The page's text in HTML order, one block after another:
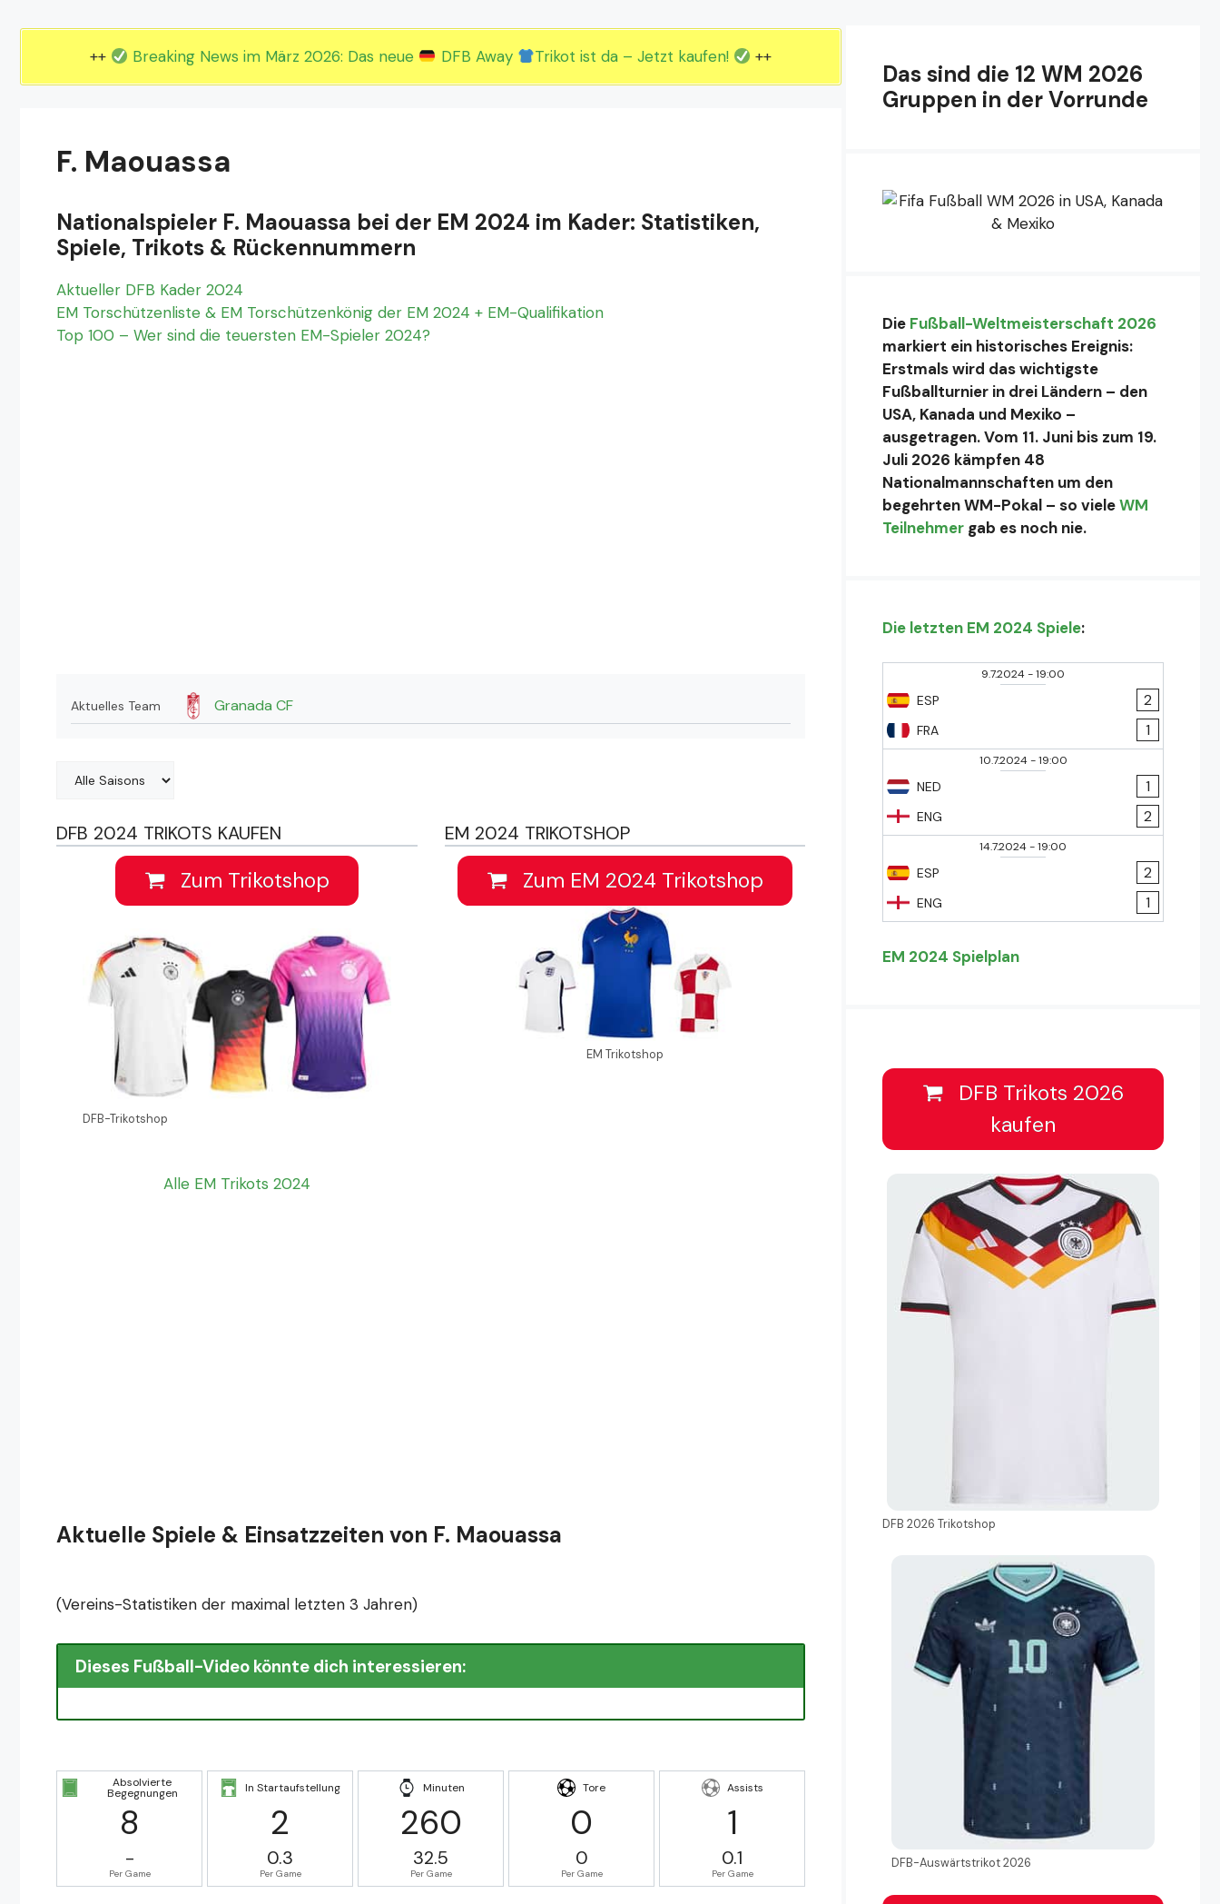
++ Breaking News im März 2026: Das neue DFB Away Trikot ist da – Jetzt kaufen! ++
F. Maouassa
Nationalspieler F. Maouassa bei der EM 2024 im Kader: Statistiken,
Spiele, Trikots & Rückennummern
Aktueller DFB Kader 2024
EM Torschützenliste & EM Torschützenkönig der EM 2024 + EM-Qualifikation
Top 100 – Wer sind die teuersten EM-Spieler 2024?
Aktuelles Team Granada CF
DFB 2024 TRIKOTS KAUFEN
Zum Trikotshop
DFB-Trikotshop
Alle EM Trikots 2024
EM 2024 TRIKOTSHOP
Zum EM 2024 Trikotshop
EM Trikotshop
Aktuelle Spiele & Einsatzzeiten von F. Maouassa
(Vereins-Statistiken der maximal letzten 3 Jahren)
Dieses Fußball-Video könnte dich interessieren:
Absolvierte
Begegnungen
8
-
Per Game
In Startaufstellung
2
0.3
Per Game
Minuten
260
32.5
Per Game
Tore
0
0
Per Game
Assists
1
0.1
Per Game
Das sind die 12 WM 2026
Gruppen in der Vorrunde
Die Fußball-Weltmeisterschaft 2026
markiert ein historisches Ereignis:
Erstmals wird das wichtigste
Fußballturnier in drei Ländern – den
USA, Kanada und Mexiko –
ausgetragen. Vom 11. Juni bis zum 19.
Juli 2026 kämpfen 48
Nationalmannschaften um den
begehrten WM-Pokal – so vieleWM
Teilnehmer gab es noch nie.
Die letzten EM 2024 Spiele:
9.7.2024-19:00
ESP
FRA
2
1
10.7.2024-19:00
NED
ENG
1
2
14.7.2024-19:00
ESP
ENG
2
1
EM 2024 Spielplan
DFB Trikots 2026
kaufen
DFB 2026 Trikotshop
DFB-Auswärtstrikot 2026